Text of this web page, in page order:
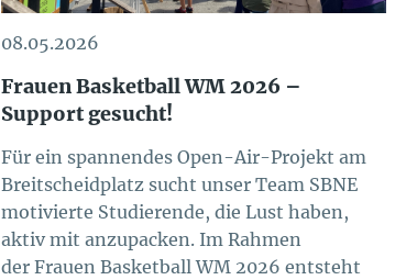
08.05.2026
Frauen Basketball WM 2026 –
Support gesucht!
Für ein spannendes Open-Air-Projekt am
Breitscheidplatz sucht unser Team SBNE
motivierte Studierende, die Lust haben,
aktiv mit anzupacken. Im Rahmen
der Frauen Basketball WM 2026 entsteht